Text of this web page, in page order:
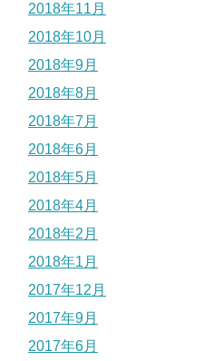
2018年11月
2018年10月
2018年9月
2018年8月
2018年7月
2018年6月
2018年5月
2018年4月
2018年2月
2018年1月
2017年12月
2017年9月
2017年6月